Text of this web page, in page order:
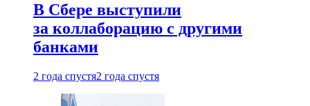
В Сбере выступили
за коллаборацию с другими
банками
2 года спустя2 года спустя